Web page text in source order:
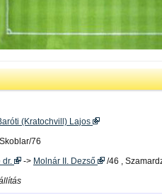
(Kratochvill) Lajos
76
dr. -> Molnár II. Dezső
/46 ,